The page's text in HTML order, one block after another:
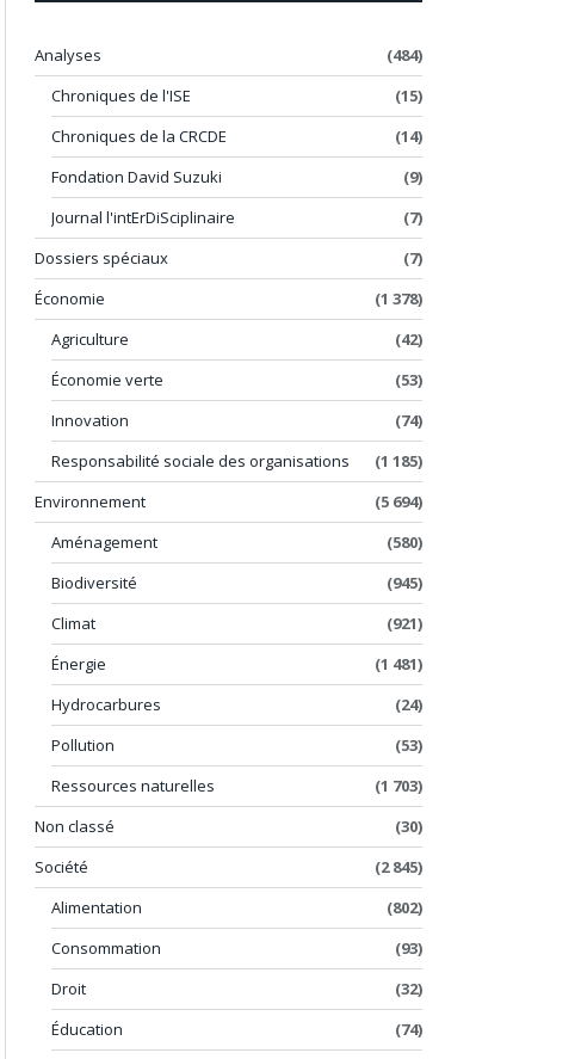
Analyses
(484)
Chroniques de l'ISE
(15)
Chroniques de la CRCDE
(14)
Fondation David Suzuki
(9)
Journal l'intErDiSciplinaire
(7)
Dossiers spéciaux
(7)
Économie
(1 378)
Agriculture
(42)
Économie verte
(53)
Innovation
(74)
Responsabilité sociale des organisations
(1 185)
Environnement
(5 694)
Aménagement
(580)
Biodiversité
(945)
Climat
(921)
Énergie
(1 481)
Hydrocarbures
(24)
Pollution
(53)
Ressources naturelles
(1 703)
Non classé
(30)
Société
(2 845)
Alimentation
(802)
Consommation
(93)
Droit
(32)
Éducation
(74)